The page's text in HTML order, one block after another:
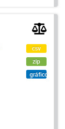
csv
zip
gráfico